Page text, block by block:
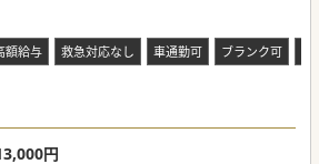
額給与 救急対応なし 車通勤可 ブランク可
円